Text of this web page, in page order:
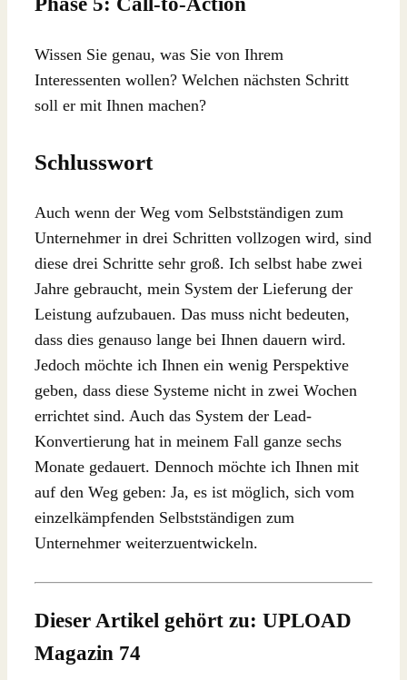
Wissen Sie genau, was Sie von Ihrem
Interessenten wollen? Welchen nächsten Schritt
soll er mit Ihnen machen?
Schlusswort
Auch wenn der Weg vom Selbstständigen zum
Unternehmer in drei Schritten vollzogen wird, sind
diese drei Schritte sehr groß. Ich selbst habe zwei
Jahre gebraucht, mein System der Lieferung der
Leistung aufzubauen. Das muss nicht bedeuten,
dass dies genauso lange bei Ihnen dauern wird.
Jedoch möchte ich Ihnen ein wenig Perspektive
geben, dass diese Systeme nicht in zwei Wochen
errichtet sind. Auch das System der Lead-
Konvertierung hat in meinem Fall ganze sechs
Monate gedauert. Dennoch möchte ich Ihnen mit
auf den Weg geben: Ja, es ist möglich, sich vom
einzelkämpfenden Selbstständigen zum
Unternehmer weiterzuentwickeln.
Dieser Artikel gehört zu: UPLOAD
Magazin 74